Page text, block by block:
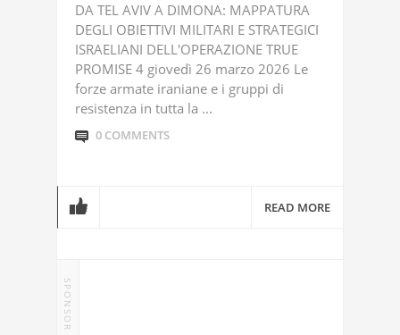
DA TEL AVIV A DIMONA: MAPPATURA
DEGLI OBIETTIVI MILITARI E STRATEGICI
ISRAELIANI DELL'OPERAZIONE TRUE
PROMISE 4 giovedì 26 marzo 2026 Le
forze armate iraniane e i gruppi di
resistenza in tutta la ...
0 COMMENTS
READ MORE
SPONSOR